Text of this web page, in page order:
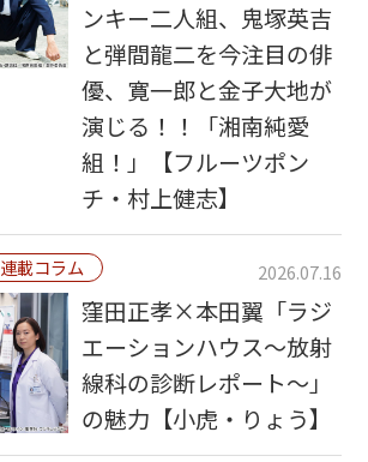
ンキー二人組、鬼塚英吉
と弾間龍二を今注目の俳
優、寛一郎と金子大地が
演じる！！「湘南純愛
組！」【フルーツポン
チ・村上健志】
連載コラム 2026.07.16
窪田正孝×本田翼「ラジ
エーションハウス〜放射
線科の診断レポート〜」
の魅力【小虎・りょう】